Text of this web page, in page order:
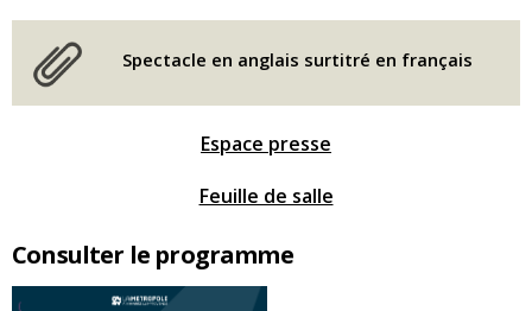
Consulter le programme
Spectacle en anglais surtitré en français
Espace presse
Feuille de salle